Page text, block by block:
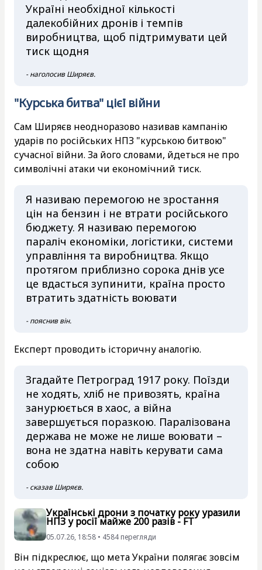
Україні необхідної кількості
далекобійних дронів і темпів
виробництва, щоб підтримувати цей
тиск щодня
- наголосив Ширяєв.
"Курська битва" цієї війни
Сам Ширяєв неодноразово називав кампанію
ударів по російських НПЗ "курською битвою"
сучасної війни. За його словами, йдеться не про
символічні атаки чи економічний тиск.
Я називаю перемогою не зростання
цін на бензин і не втрати російського
бюджету. Я називаю перемогою
параліч економіки, логістики, системи
управління та виробництва. Якщо
протягом приблизно сорока днів усе
це вдасться зупинити, країна просто
втратить здатність воювати
- пояснив він.
Експерт проводить історичну аналогію.
Згадайте Петроград 1917 року. Поїзди
не ходять, хліб не привозять, країна
занурюється в хаос, а війна
завершується поразкою. Паралізована
держава не може не лише воювати –
вона не здатна навіть керувати сама
собою
- сказав Ширяєв.
Українські дрони з початку року уразили
НПЗ у росії майже 200 разів - FT
05.07.26, 18:58 • 4584 перегляди
Він підкреслює, що мета України полягає зовсім